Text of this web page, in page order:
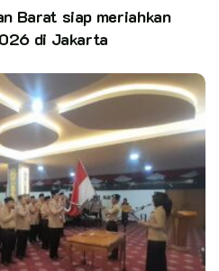
Barat siap meriahkan
di Jakarta